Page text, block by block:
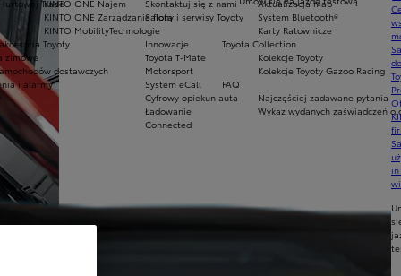
Skontaktuj się z nami
Salony i serwisy Toyoty
Technologie
Innowacje
Toyota T-Mate
Motorsport
System eCall
Cyfrowy opiekun auta
Ładowanie
Connected
KINTO ONE Najem
KINTO ONE Zarządzanie flotą
KINTO Mobility
Trade
Toyoty
zimowe
dostawczych
i alarmy
Aktualizacja map
System Bluetooth®
Karty Ratownicze
Toyota Collection
Kolekcje Toyoty
Kolekcje Toyoty Gazoo Racing
FAQ
Najczęściej zadawane pytania
Wykaz wydanych zaświadczeń